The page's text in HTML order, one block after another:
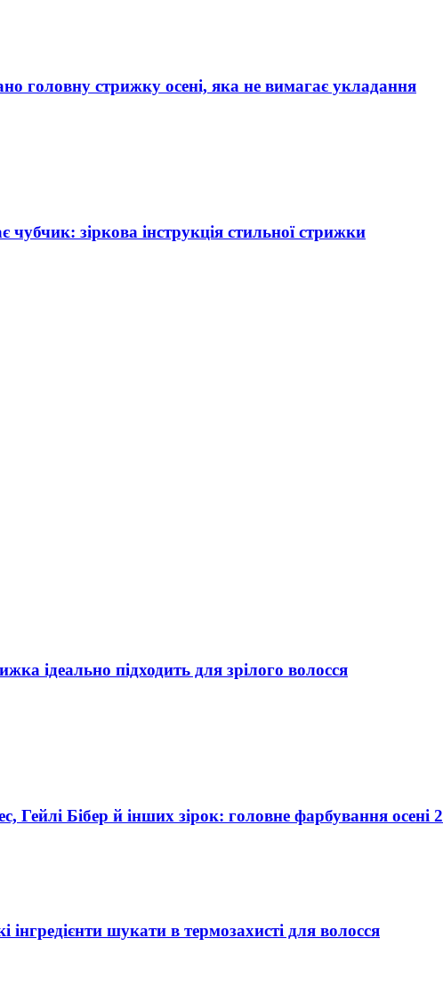
головну стрижку осені, яка не вимагає укладання
чубчик: зіркова інструкція стильної стрижки
ідеально підходить для зрілого волосся
Гейлі Бібер й інших зірок: головне фарбування осені
інгредієнти шукати в термозахисті для волосся